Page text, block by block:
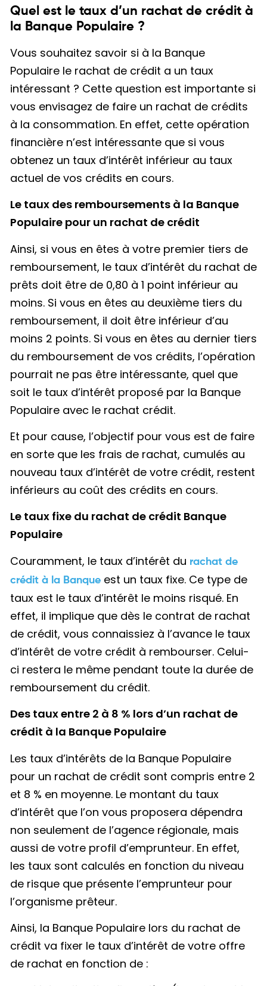
Quel est le taux d’un rachat de crédit à
la Banque Populaire ?
Vous souhaitez savoir si à la Banque
Populaire le rachat de crédit a un taux
intéressant ? Cette question est importante si
vous envisagez de faire un rachat de crédits
à la consommation. En effet, cette opération
financière n’est intéressante que si vous
obtenez un taux d’intérêt inférieur au taux
actuel de vos crédits en cours.
Le taux des remboursements à la Banque
Populaire pour un rachat de crédit
Ainsi, si vous en êtes à votre premier tiers de
remboursement, le taux d’intérêt du rachat de
prêts doit être de 0,80 à 1 point inférieur au
moins. Si vous en êtes au deuxième tiers du
remboursement, il doit être inférieur d’au
moins 2 points. Si vous en êtes au dernier tiers
du remboursement de vos crédits, l’opération
pourrait ne pas être intéressante, quel que
soit le taux d’intérêt proposé par la Banque
Populaire avec le rachat crédit.
Et pour cause, l’objectif pour vous est de faire
en sorte que les frais de rachat, cumulés au
nouveau taux d’intérêt de votre crédit, restent
inférieurs au coût des crédits en cours.
Le taux fixe du rachat de crédit Banque
Populaire
Couramment, le taux d’intérêt du rachat de
crédit à la Banque est un taux fixe. Ce type de
taux est le taux d’intérêt le moins risqué. En
effet, il implique que dès le contrat de rachat
de crédit, vous connaissiez à l’avance le taux
d’intérêt de votre crédit à rembourser. Celui-
ci restera le même pendant toute la durée de
remboursement du crédit.
Des taux entre 2 à 8 % lors d’un rachat de
crédit à la Banque Populaire
Les taux d’intérêts de la Banque Populaire
pour un rachat de crédit sont compris entre 2
et 8 % en moyenne. Le montant du taux
d’intérêt que l’on vous proposera dépendra
non seulement de l’agence régionale, mais
aussi de votre profil d’emprunteur. En effet,
les taux sont calculés en fonction du niveau
de risque que présente l’emprunteur pour
l’organisme prêteur.
Ainsi, la Banque Populaire lors du rachat de
crédit va fixer le taux d’intérêt de votre offre
de rachat en fonction de :